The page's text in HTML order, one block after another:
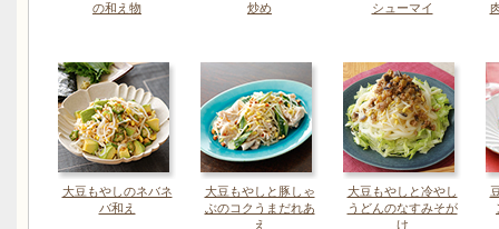
の和え物
炒め
シューマイ
大豆もやしのネバネ
バ和え
大豆もやしと豚しゃ
ぶのコクうまだれあ
え
大豆もやしと冷やし
うどんのなすみそが
け